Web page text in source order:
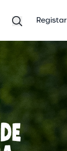
Registar